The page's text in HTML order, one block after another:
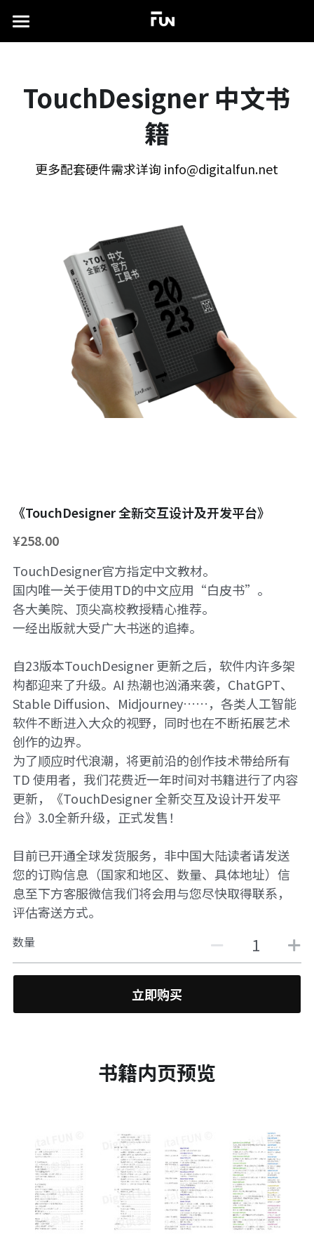
首页
案例展示
沉浸式展厅
xR虚拟拍摄
视觉特效设计
TD书籍
简体中文
简体中文
English
TouchDesigner 中文书
籍
更多配套硬件需求详询 info@digitalfun.net
《TouchDesigner 全新交互设计及开发平台》
¥258.00
TouchDesigner官方指定中文教材。
国内唯一关于使用TD的中文应用“白皮书”。
各大美院、顶尖高校教授精心推荐。
一经出版就大受广大书迷的追捧。
自23版本TouchDesigner 更新之后，软件内许多架
构都迎来了升级。AI 热潮也汹涌来袭，ChatGPT、
Stable Diffusion、Midjourney……，各类人工智能
软件不断进入大众的视野，同时也在不断拓展艺术
创作的边界。
为了顺应时代浪潮，将更前沿的创作技术带给所有
TD 使用者，我们花费近一年时间对书籍进行了内容
更新，《TouchDesigner 全新交互及设计开发平
台》3.0全新升级，正式发售！
目前已开通全球发货服务，非中国大陆读者请发送
您的订购信息（国家和地区、数量、具体地址）信
息至下方客服微信我们将会用与您尽快取得联系，
评估寄送方式。
数量
立即购买
书籍内页预览
商品分类